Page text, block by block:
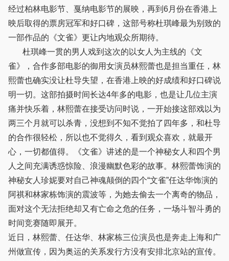
经过柏林电影节、戛纳电影节的展映，再到6月份在香港上
映后取得的票房冠军和好口碑，这部号称杜琪峰最为别致的
一部作品的《文雀》更让内地观众所期待。
杜琪峰一贯的男人戏到这次的以女人为主线的《文
雀》，合作多部电影的御用女演员林熙蕾也是担当重任，林
熙蕾也确实没让杜导失望，在香港上映的好成绩和好口碑说
明一切。这部拍摄时间长达4年多的电影，也是让几位主演
痛并快乐着，林熙蕾在接受访问时说，一开始接这部戏以为
两三个月就可以杀青，没想到不知不觉拍了四年多，和杜导
的合作很轻松，所以也不觉得久，看到观众喜欢，就最开
心，一切都值得。《文雀》讲述的是一个神秘女人和四个男
人之间充满诱惑惊险、浪漫幽默色彩的故事。林熙蕾饰演的
神秘女人珍妮要对自己神魂颠倒的四个“文雀”任达华饰演的
阿祺和林家栋饰演的震波等，为她去偷去一个离奇的物品，
面对这个无法拒绝却又有亡命之危的任务，一场斗智斗勇的
时间竞赛随即展开。
近日，林熙蕾、任达华、林家栋三位演员也是奔走上海和广
州做宣传，因为奥运的关系发行方没有安排北京站的宣传。